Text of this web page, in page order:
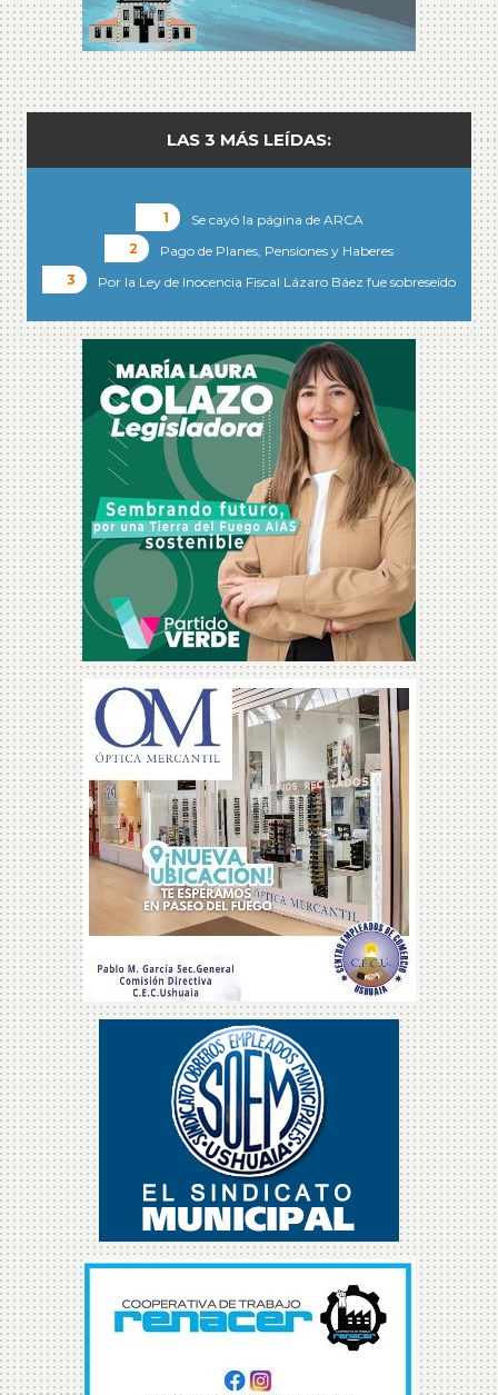
LAS 3 MÁS LEÍDAS:
Se cayó la página de ARCA
Pago de Planes, Pensiones y Haberes
Por la Ley de Inocencia Fiscal Lázaro Báez fue sobreseído